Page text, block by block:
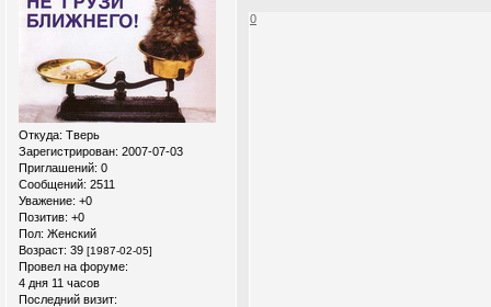
Откуда: Тверь
Зарегистрирован: 2007-07-03
Приглашений: 0
Сообщений: 2511
Уважение: +0
Позитив: +0
Пол: Женский
Возраст: 39 [1987-02-05]
Провел на форуме:
4 дня 11 часов
Последний визит:
0